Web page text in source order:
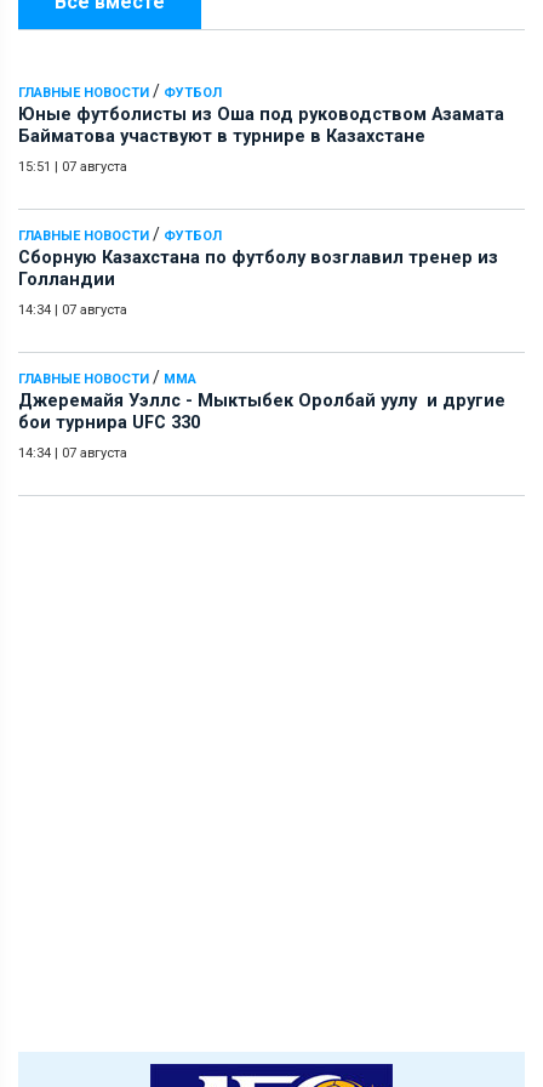
ГЛАВНЫЕ НОВОСТИ / ФУТБОЛ
Юные футболисты из Оша под руководством Азамата
Байматова участвуют в турнире в Казахстане
15:51 | 07 августа
ГЛАВНЫЕ НОВОСТИ / ФУТБОЛ
Сборную Казахстана по футболу возглавил тренер из
Голландии
14:34 | 07 августа
ГЛАВНЫЕ НОВОСТИ / ММА
Джеремайя Уэллс - Мыктыбек Оролбай уулу и другие
бои турнира UFC 330
14:34 | 07 августа